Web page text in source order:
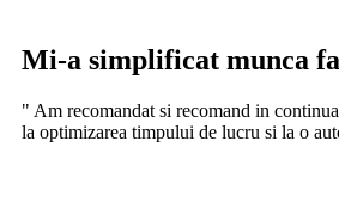
Mi-a simplificat munca
" Am recomandat si recomand in
la optimizarea timpului de lucru si la o